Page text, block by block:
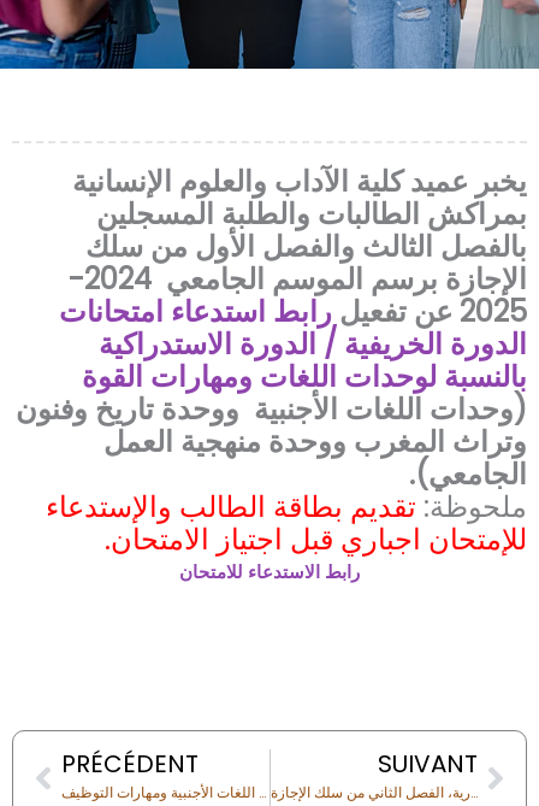
يخبر عميد كلية الآداب والعلوم الإنسانية
بمراكش الطالبات والطلبة المسجلين
بالفصل الثالث والفصل الأول من سلك
الإجازة برسم الموسم الجامعي 2024-
2025 عن تفعيل
رابط استدعاء امتحانات
الدورة الخريفية / الدورة الاستدراكية
بالنسبة لوحدات اللغات ومهارات القوة
(وحدات اللغات الأجنبية ووحدة تاريخ وفنون
وتراث المغرب ووحدة منهجية العمل
الجامعي).
ملحوظة: تقديم بطاقة الطالب والإستدعاء
للإمتحان اجباري قبل اجتياز الامتحان.
رابط الاستدعاء للامتحان
PrevPRÉCÉDENT
امتحانات الفصل الثالث من سلك الماستر لوحدات اللغات الأجنبية ومهارات التوظيف
SUIVANT
بداية الدروس الحضورية، الفصل الثاني من سلك الإجازة، M2.7-وحدة الثقافة الرقمية (Culture Digitale)